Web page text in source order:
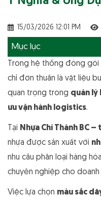
15/03/2026 12:01 PM
Mục lục
Trong hệ thống đóng gói
chỉ đơn thuần là vật liệu
quan trọng trong quản lý
ưu vận hành logistics.
Tại Nhựa Chí Thành BC
nhựa được sản xuất với
nhu cầu phân loại hàng
chuyên nghiệp cho doanh
Việc lựa chọn màu sắc